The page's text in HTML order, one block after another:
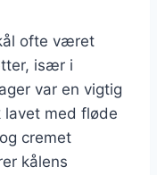
ofte været
især i
var en vigtig
lavet med fløde
cremet
kålens